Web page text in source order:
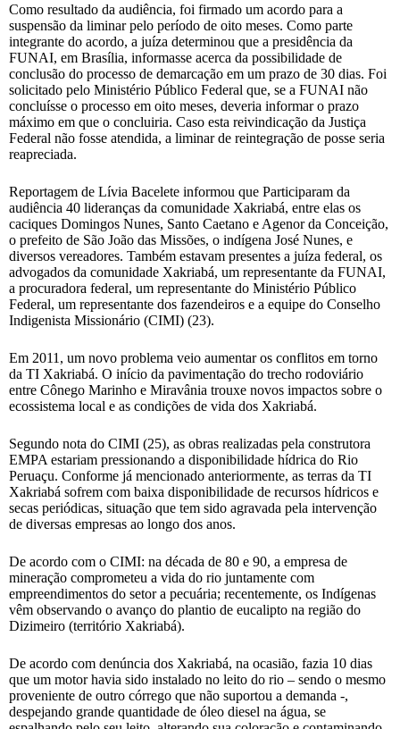
Como resultado da audiência, foi firmado um acordo para a
suspensão da liminar pelo período de oito meses. Como parte
integrante do acordo, a juíza determinou que a presidência da
FUNAI, em Brasília, informasse acerca da possibilidade de
conclusão do processo de demarcação em um prazo de 30 dias. Foi
solicitado pelo Ministério Público Federal que, se a FUNAI não
concluísse o processo em oito meses, deveria informar o prazo
máximo em que o concluiria. Caso esta reivindicação da Justiça
Federal não fosse atendida, a liminar de reintegração de posse seria
reapreciada.
Reportagem de Lívia Bacelete informou que Participaram da
audiência 40 lideranças da comunidade Xakriabá, entre elas os
caciques Domingos Nunes, Santo Caetano e Agenor da Conceição,
o prefeito de São João das Missões, o indígena José Nunes, e
diversos vereadores. Também estavam presentes a juíza federal, os
advogados da comunidade Xakriabá, um representante da FUNAI,
a procuradora federal, um representante do Ministério Público
Federal, um representante dos fazendeiros e a equipe do Conselho
Indigenista Missionário (CIMI) (23).
Em 2011, um novo problema veio aumentar os conflitos em torno
da TI Xakriabá. O início da pavimentação do trecho rodoviário
entre Cônego Marinho e Miravânia trouxe novos impactos sobre o
ecossistema local e as condições de vida dos Xakriabá.
Segundo nota do CIMI (25), as obras realizadas pela construtora
EMPA estariam pressionando a disponibilidade hídrica do Rio
Peruaçu. Conforme já mencionado anteriormente, as terras da TI
Xakriabá sofrem com baixa disponibilidade de recursos hídricos e
secas periódicas, situação que tem sido agravada pela intervenção
de diversas empresas ao longo dos anos.
De acordo com o CIMI: na década de 80 e 90, a empresa de
mineração comprometeu a vida do rio juntamente com
empreendimentos do setor a pecuária; recentemente, os Indígenas
vêm observando o avanço do plantio de eucalipto na região do
Dizimeiro (território Xakriabá).
De acordo com denúncia dos Xakriabá, na ocasião, fazia 10 dias
que um motor havia sido instalado no leito do rio – sendo o mesmo
proveniente de outro córrego que não suportou a demanda -,
despejando grande quantidade de óleo diesel na água, se